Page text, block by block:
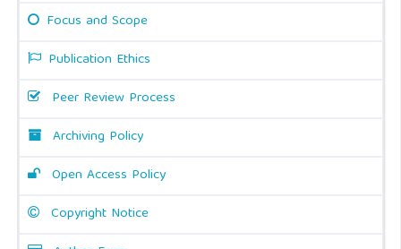
Focus and Scope
Publication Ethics
Peer Review Process
Archiving Policy
Open Access Policy
Copyright Notice